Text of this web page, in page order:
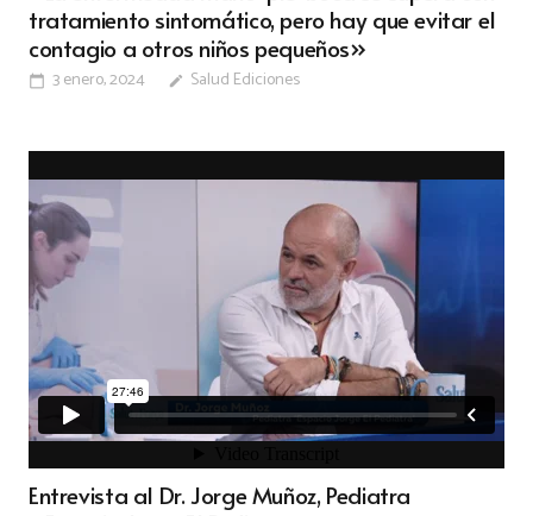
tratamiento sintomático, pero hay que evitar el
contagio a otros niños pequeños»
calendar_today 3 enero, 2024 edit Salud Ediciones
Entrevista al Dr. Jorge Muñoz, Pediatra